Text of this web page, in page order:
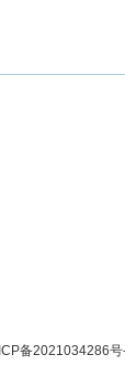
备2021034286号